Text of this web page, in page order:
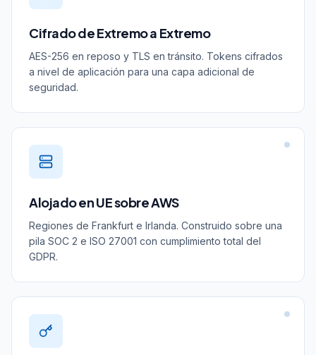
AES-256 en reposo y TLS en tránsito. Tokens cifrados
a nivel de aplicación para una capa adicional de
seguridad.
Regiones de Frankfurt e Irlanda. Construido sobre una
pila SOC 2 e ISO 27001 con cumplimiento total del
GDPR.